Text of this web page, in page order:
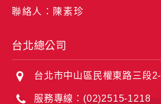
聯絡人：陳素珍
台北總公司
台北市中山區民權東路三段
服務專線：(02)2515-1218